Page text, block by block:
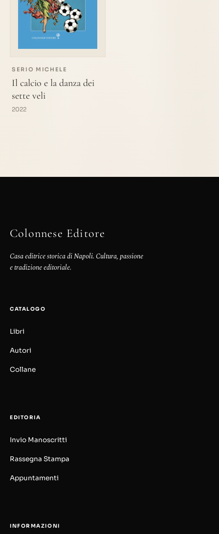
SERIO MICHELE
Il calcio e la danza dei
sette veli
2022
Colonnese Editore
Casa editrice storica di Napoli. Cultura, passione
e tradizione editoriale.
CATALOGO
Libri
Autori
Collane
EDITORIA
Invio Manoscritti
Rassegna Stampa
Appuntamenti
INFORMAZIONI